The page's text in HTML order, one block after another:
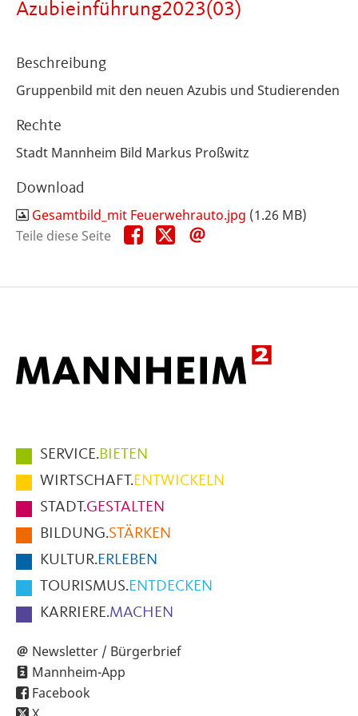
Azubieinführung2023(03)
Beschreibung
Gruppenbild mit den neuen Azubis und Studierenden
Rechte
Stadt Mannheim Bild Markus Proßwitz
Download
Gesamtbild_mit Feuerwehrauto.jpg (1.26 MB)
Teile diese Seite
Teile
diese
Teile
diese
Hauptmenüpunkte
im
Fußbereich
der
Seite
SERVICE.BIETEN
WIRTSCHAFT.ENTWICKELN
STADT.GESTALTEN
BILDUNG.STÄRKEN
KULTUR.ERLEBEN
TOURISMUS.ENTDECKEN
KARRIERE.MACHEN
Newsletter / Bürgerbrief
Mannheim-App
Facebook